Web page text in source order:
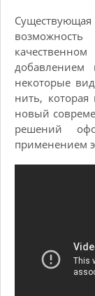
добавлением
некоторые
нить, которая
новый
решений
применением